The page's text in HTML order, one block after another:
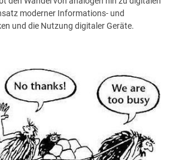
moderner Informations- und
und die Nutzung digitaler Geräte.